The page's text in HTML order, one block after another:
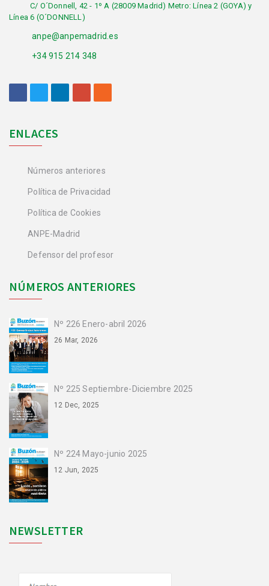
C/ O´Donnell, 42 - 1º A (28009 Madrid) Metro: Línea 2 (GOYA) y
Línea 6 (O´DONNELL)
anpe@anpemadrid.es
+34 915 214 348
ENLACES
Números anteriores
Política de Privacidad
Política de Cookies
ANPE-Madrid
Defensor del profesor
NÚMEROS ANTERIORES
Nº 226 Enero-abril 2026
26 Mar, 2026
Nº 225 Septiembre-Diciembre 2025
12 Dec, 2025
Nº 224 Mayo-junio 2025
12 Jun, 2025
NEWSLETTER